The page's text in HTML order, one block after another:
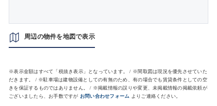
周辺の物件を地図で表示
※表示金額はすべて「税抜き表示」となっています。 / ※間取図は現況を優先させていた
だきます。 / ※駐車場は建物設備としての有無のため、有の場合でも賃貸条件としての空
きを保証するものではありません。 / ※掲載情報の誤りや変更、未掲載情報の掲載依頼が
ございましたら、お手数ですが お問い合わせフォーム よりご連絡ください。